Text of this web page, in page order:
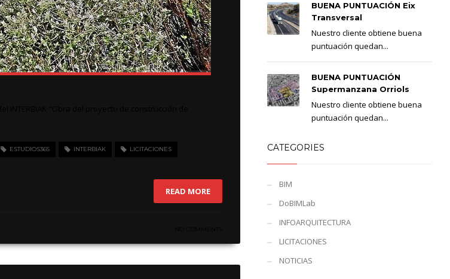
ESTUDIOS365 INTERBIAK LICITACIONES
READ MORE
BUENA PUNTUACIÓN Eix
Transversal
Nuestro cliente obtiene buena
puntuación quedan...
BUENA PUNTUACIÓN
Supermanzana Orriols
Nuestro cliente obtiene buena
puntuación quedan...
CATEGORIES
BIM
DoBIMLab
INFOARQUITECTURA
LICITACIONES
NOTICIAS